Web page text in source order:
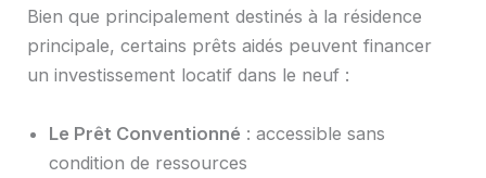
Bien que principalement destinés à la résidence
principale, certains prêts aidés peuvent financer
un investissement locatif dans le neuf :
Le Prêt Conventionné : accessible sans
condition de ressources